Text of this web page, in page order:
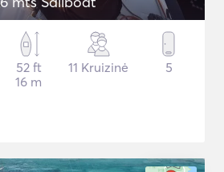
52 ft
16 m
11 Kruizinė 5